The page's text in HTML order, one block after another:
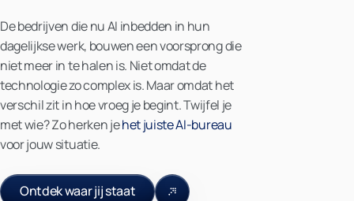
De bedrijven die nu AI inbedden in hun
dagelijkse werk, bouwen een voorsprong die
niet meer in te halen is. Niet omdat de
technologie zo complex is. Maar omdat het
verschil zit in hoe vroeg je begint. Twijfel je
met wie? Zo herken jehet juiste AI-bureau
voor jouw situatie.
Ontdek waar jij staat